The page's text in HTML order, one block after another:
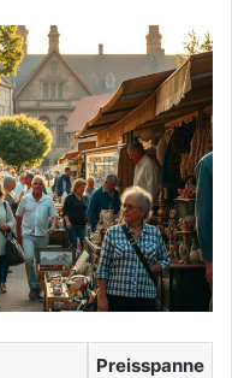
Preisspanne